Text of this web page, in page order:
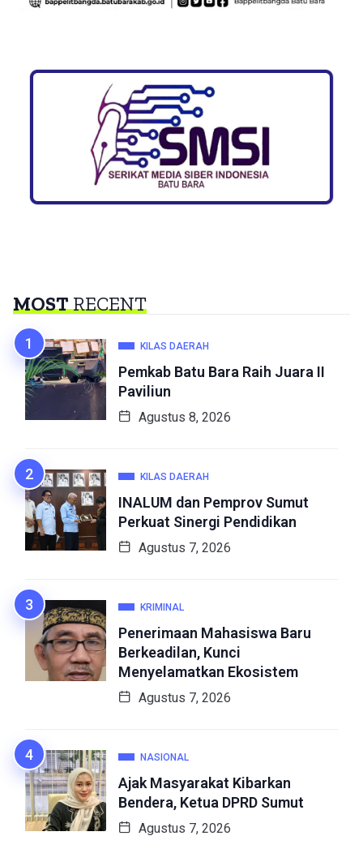
MOSTRECENT
KILAS DAERAH
Pemkab Batu Bara Raih Juara II
Paviliun
Agustus 8, 2026
KILAS DAERAH
INALUM dan Pemprov Sumut
Perkuat Sinergi Pendidikan
Agustus 7, 2026
KRIMINAL
Penerimaan Mahasiswa Baru
Berkeadilan, Kunci
Menyelamatkan Ekosistem
Agustus 7, 2026
NASIONAL
Ajak Masyarakat Kibarkan
Bendera, Ketua DPRD Sumut
Agustus 7, 2026